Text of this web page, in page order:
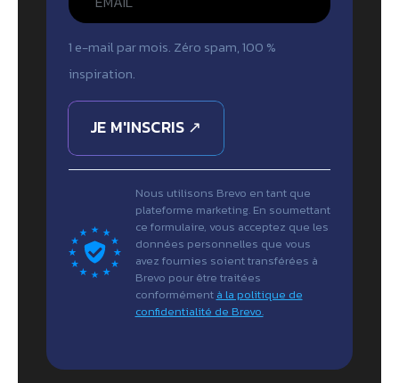
1 e-mail par mois. Zéro spam, 100 %
inspiration.
JE M'INSCRIS ↗
Nous utilisons Brevo en tant que
plateforme marketing. En soumettant
ce formulaire, vous acceptez que les
données personnelles que vous
avez fournies soient transférées à
Brevo pour être traitées
conformément à la politique de
confidentialité de Brevo.